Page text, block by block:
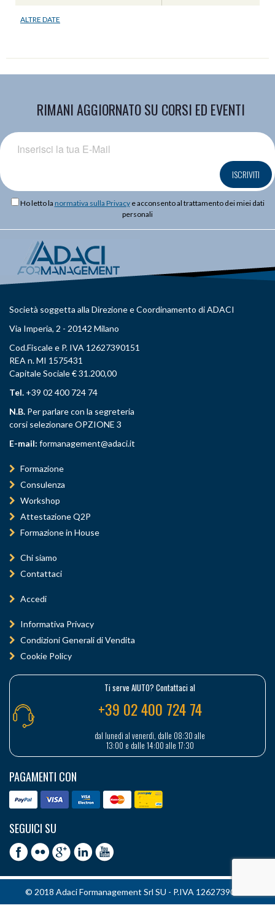
ALTRE DATE
RIMANI AGGIORNATO SU CORSI ED EVENTI
ISCRIVITI
Ho letto la normativa sulla Privacye acconsento al trattamento dei miei dati
personali
Società soggetta alla Direzione e Coordinamento di ADACI
Via Imperia, 2 - 20142 Milano
Cod.Fiscale e P. IVA 12627390151
REA n. MI 1575431
Capitale Sociale € 31.200,00
Tel. +39 02 400 724 74
N.B. Per parlare con la segreteria
corsi selezionare OPZIONE 3
E-mail: formanagement@adaci.it
Formazione
Consulenza
Workshop
Attestazione Q2P
Formazione in House
Chi siamo
Contattaci
Accedi
Informativa Privacy
Condizioni Generali di Vendita
Cookie Policy
Ti serve AIUTO? Contattaci al
+39 02 400 724 74
dal lunedì al venerdì, dalle 08:30 alle
13:00 e dalle 14:00 alle 17:30
PAGAMENTI CON
SEGUICI SU
© 2018 Adaci Formanagement Srl SU - P.IVA 12627390151